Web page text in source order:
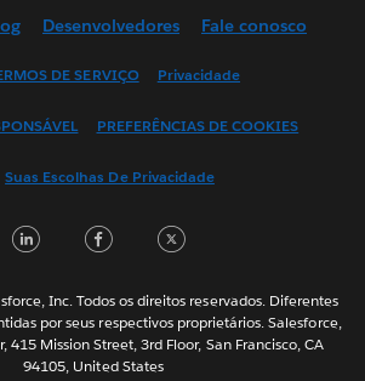
English (UK)
Français (Canada)
日本語
Nederlands
Svenska
ไทย
Desenvolvedores Fale conosco
DE SERVIÇO Privacidade
PREFERÊNCIAS DE COOKIES
Suas Escolhas De Privacidade
LinkedInFacebook
Inc. Todos os direitos reservados. Diferentes
por seus respectivos proprietários. Salesforce,
415 Mission Street, 3rd Floor, San Francisco, CA
94105, United States